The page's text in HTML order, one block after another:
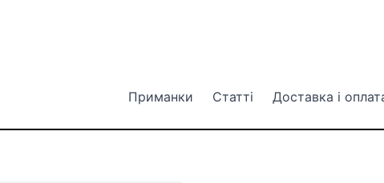
Приманки Статті Доставка і